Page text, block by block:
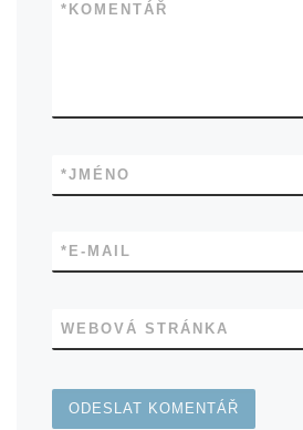
KOMENTÁŘ
*
JMÉNO
*
E-MAIL
*
WEBOVÁ STRÁNKA